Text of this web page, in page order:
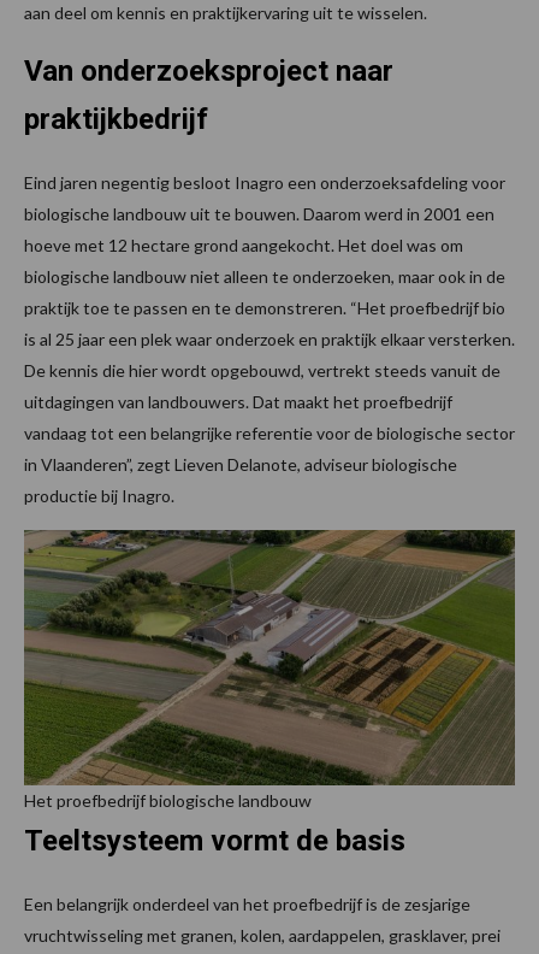
aan deel om kennis en praktijkervaring uit te wisselen.
Van onderzoeksproject naar
praktijkbedrijf
Eind jaren negentig besloot Inagro een onderzoeksafdeling voor
biologische landbouw uit te bouwen. Daarom werd in 2001 een
hoeve met 12 hectare grond aangekocht. Het doel was om
biologische landbouw niet alleen te onderzoeken, maar ook in de
praktijk toe te passen en te demonstreren. “Het proefbedrijf bio
is al 25 jaar een plek waar onderzoek en praktijk elkaar versterken.
De kennis die hier wordt opgebouwd, vertrekt steeds vanuit de
uitdagingen van landbouwers. Dat maakt het proefbedrijf
vandaag tot een belangrijke referentie voor de biologische sector
in Vlaanderen”, zegt Lieven Delanote, adviseur biologische
productie bij Inagro.
Het proefbedrijf biologische landbouw
Teeltsysteem vormt de basis
Een belangrijk onderdeel van het proefbedrijf is de zesjarige
vruchtwisseling met granen, kolen, aardappelen, grasklaver, prei